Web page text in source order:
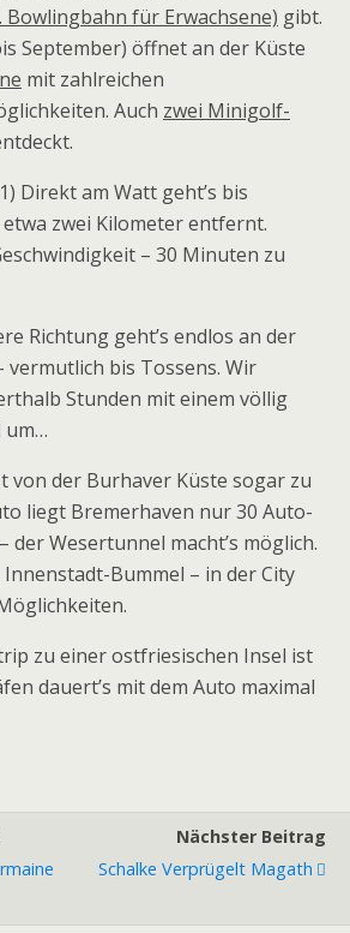
Bowlingbahn für Erwachsene) gibt.
September) öffnet an der Küste
mit zahlreichen
Auch zwei Minigolf-
1) Direkt am Watt geht’s bis
etwa zwei Kilometer entfernt.
– 30 Minuten zu
Richtung geht’s endlos an der
vermutlich bis Tossens. Wir
Stunden mit einem völlig
um…
von der Burhaver Küste sogar zu
liegt Bremerhaven nur 30 Auto-
Wesertunnel macht’s möglich.
Bummel – in der City
zu einer ostfriesischen Insel ist
dauert’s mit dem Auto maximal
Nächster Beitrag
Schalke Verprügelt Magath